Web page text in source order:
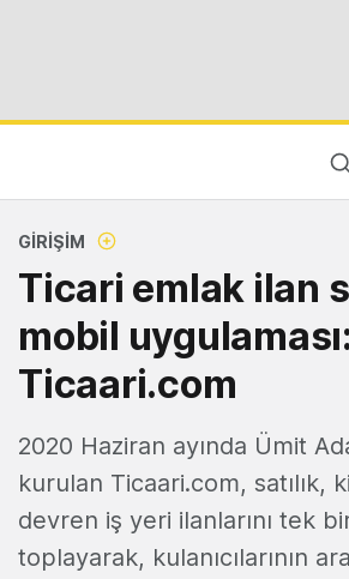
GIRIŞIM
Ticari emlak ilan
mobil uygulaması:
Ticaari.com
2020 Haziran ayında Ümit
kurulan Ticaari.com, satılık,
devren iş yeri ilanlarını tek
toplayarak, kulanıcılarının